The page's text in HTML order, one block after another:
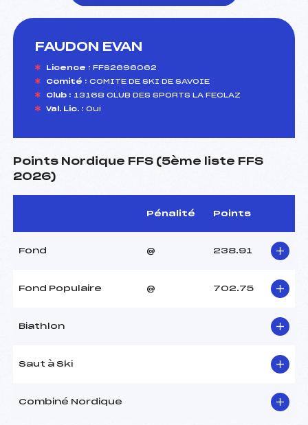
FAUDON EVAN
Licence : FFS2696062
Comité : COMITE DE SKI DE SAVOIE
Club : 13168 CLUB DES SPORTS LA FECLAZ
Val. Lic. : Oui
Points Nordique FFS (5ème liste FFS
2026)
Pénalité Points
Fond @ 238.91
Fond Populaire @ 702.75
Biathlon
Saut à Ski
Combiné Nordique